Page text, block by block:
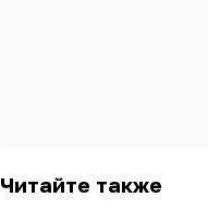
Читайте также